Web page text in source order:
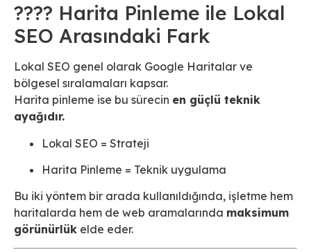
???? Harita Pinleme ile Lokal
SEO Arasındaki Fark
Lokal SEO genel olarak Google Haritalar ve
bölgesel sıralamaları kapsar.
Harita pinleme ise bu sürecin en güçlü teknik
ayağıdır.
Lokal SEO = Strateji
Harita Pinleme = Teknik uygulama
Bu iki yöntem bir arada kullanıldığında, işletme hem
haritalarda hem de web aramalarında maksimum
görünürlük elde eder.